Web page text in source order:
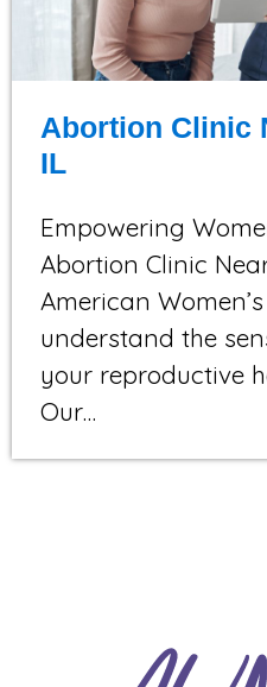
Abortion Clinic
IL
Empowering
Abortion Clinic
American
understand the
your reproductive
Our…